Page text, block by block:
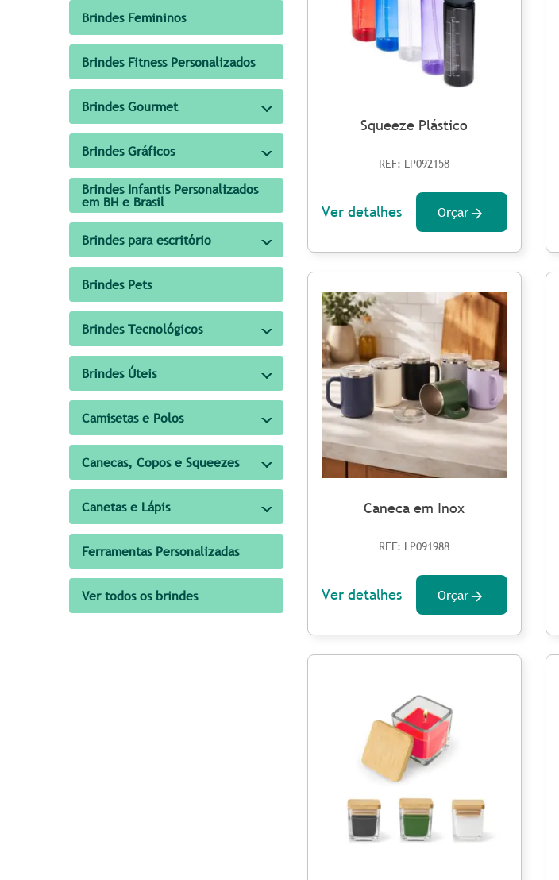
Brindes Femininos
Brindes Fitness Personalizados
Brindes Gourmet
Brindes Gráficos
Brindes Infantis Personalizados
em BH e Brasil
Brindes para escritório
Brindes Pets
Brindes Tecnológicos
Brindes Úteis
Camisetas e Polos
Canecas, Copos e Squeezes
Canetas e Lápis
Ferramentas Personalizadas
Ver todos os brindes
Squeeze Plástico
REF: LP092158
Ver detalhes Orçar
Caneca em Inox
REF: LP091988
Ver detalhes Orçar